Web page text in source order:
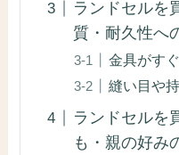
ランドセルを
質・耐久性へ
金具がす
縫い目や
ランドセルを
も・親の好み